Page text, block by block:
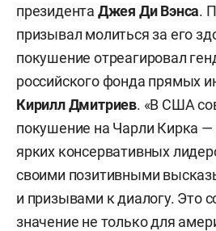
президента Джея Ди Вэнса.
призывал молиться за его
покушение отреагировал
российского фонда прямых
Кирилл Дмитриев. «В США
покушение на Чарли Кирка —
ярких консервативных
своими позитивными
и призывами к диалогу. Это
значение не только для